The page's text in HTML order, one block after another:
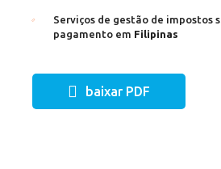
Serviços de gestão de impostos
pagamento em Filipinas
baixar PDF